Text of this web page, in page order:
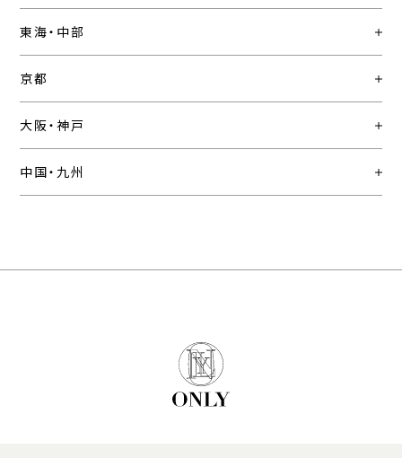
東海・中部
京都
大阪・神戸
中国・九州